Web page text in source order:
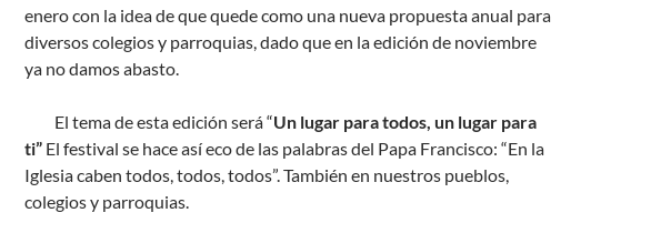
enero con la idea de que quede como una nueva propuesta anual para
diversos colegios y parroquias, dado que en la edición de noviembre
ya no damos abasto.
El tema de esta edición será “Un lugar para todos, un lugar para
ti” El festival se hace así eco de las palabras del Papa Francisco: “En la
Iglesia caben todos, todos, todos”. También en nuestros pueblos,
colegios y parroquias.